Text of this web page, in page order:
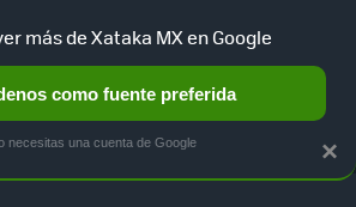
COMPRAS MERCADO LIBRE ×
más de Xataka MX en Google
como fuente preferida
necesitas una cuenta de Google